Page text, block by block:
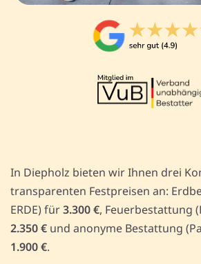
In Diepholz bieten wir Ihnen drei
transparenten Festpreisen an:
ERDE) für3.300 €, Feuerbestattung
2.350 € und anonyme Bestattung
1.900 €.